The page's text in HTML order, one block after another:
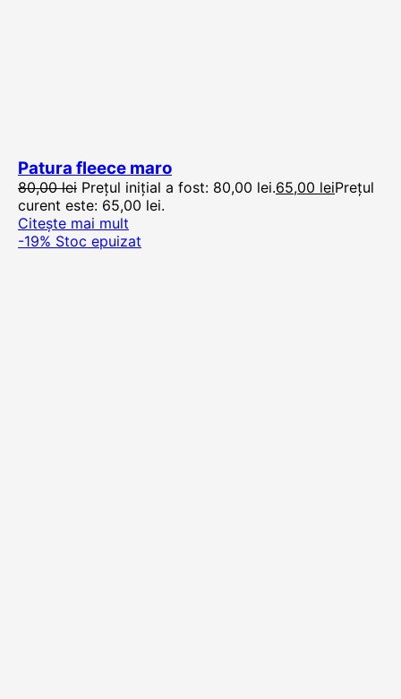
Patura fleece maro
80,00lei Prețul inițial a fost: 80,00 lei.65,00 leiPrețul
curent este: 65,00 lei.
Citește mai mult
-19% Stoc epuizat